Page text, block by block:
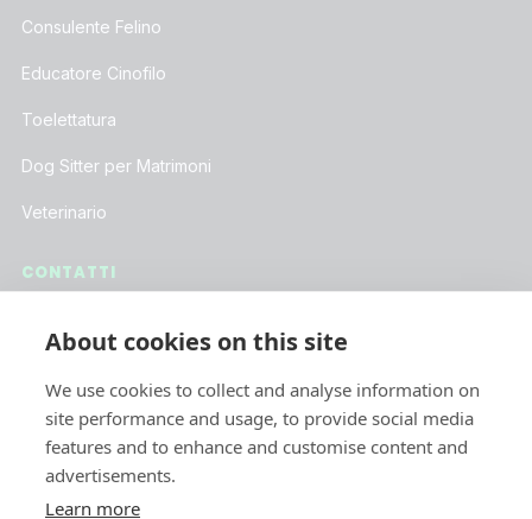
Consulente Felino
Educatore Cinofilo
Toelettatura
Dog Sitter per Matrimoni
Veterinario
CONTATTI
Iscriviti alla Newsletter
SOCIAL
About cookies on this site
We use cookies to collect and analyse information on
site performance and usage, to provide social media
features and to enhance and customise content and
advertisements.
Learn more